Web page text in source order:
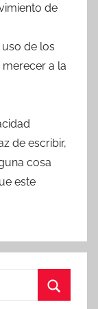
de
de los
a la
de escribir,
cosa
este